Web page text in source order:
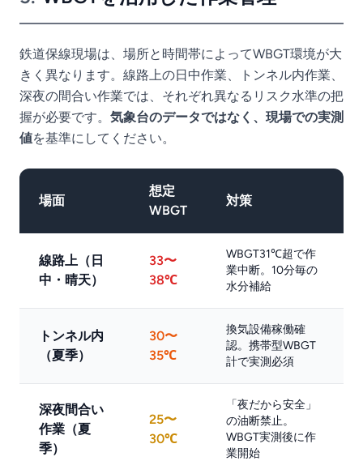
鉄道保線現場は、場所と時間帯によってWBGT環境が大
きく異なります。線路上の日中作業、トンネル内作業、
深夜の間合い作業では、それぞれ異なるリスク水準の把
握が必要です。 気象台のデータではなく、現場での実測
値を基準にしてください。
場面
想定
WBGT
対策
線路上（日
中・晴天）
33〜
38℃
WBGT31℃超で作
業中断。10分毎の
水分補給
トンネル内
（夏季）
30〜
35℃
換気設備稼働確
認。携帯型WBGT
計で実測必須
深夜間合い
作業（夏
季）
25〜
30℃
「夜だから安全」
の油断禁止。
WBGT実測後に作
業開始